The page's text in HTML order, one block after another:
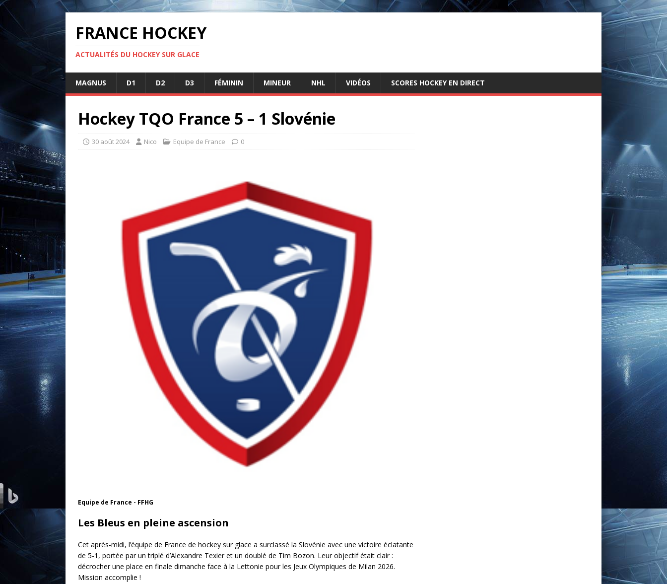
FRANCE HOCKEY
ACTUALITÉS DU HOCKEY SUR GLACE
MAGNUS D1 D2 D3 FÉMININ MINEUR NHL VIDÉOS SCORES HOCKEY EN DIRECT
Hockey TQO France 5 – 1 Slovénie
30 août 2024 Nico Equipe de France 0
Equipe de France - FFHG
Les Bleus en pleine ascension
Cet après-midi, l’équipe de France de hockey sur glace a surclassé la Slovénie avec une victoire éclatante
de 5-1, portée par un triplé d’Alexandre Texier et un doublé de Tim Bozon. Leur objectif était clair :
décrocher une place en finale dimanche face à la Lettonie pour les Jeux Olympiques de Milan 2026.
Mission accomplie !